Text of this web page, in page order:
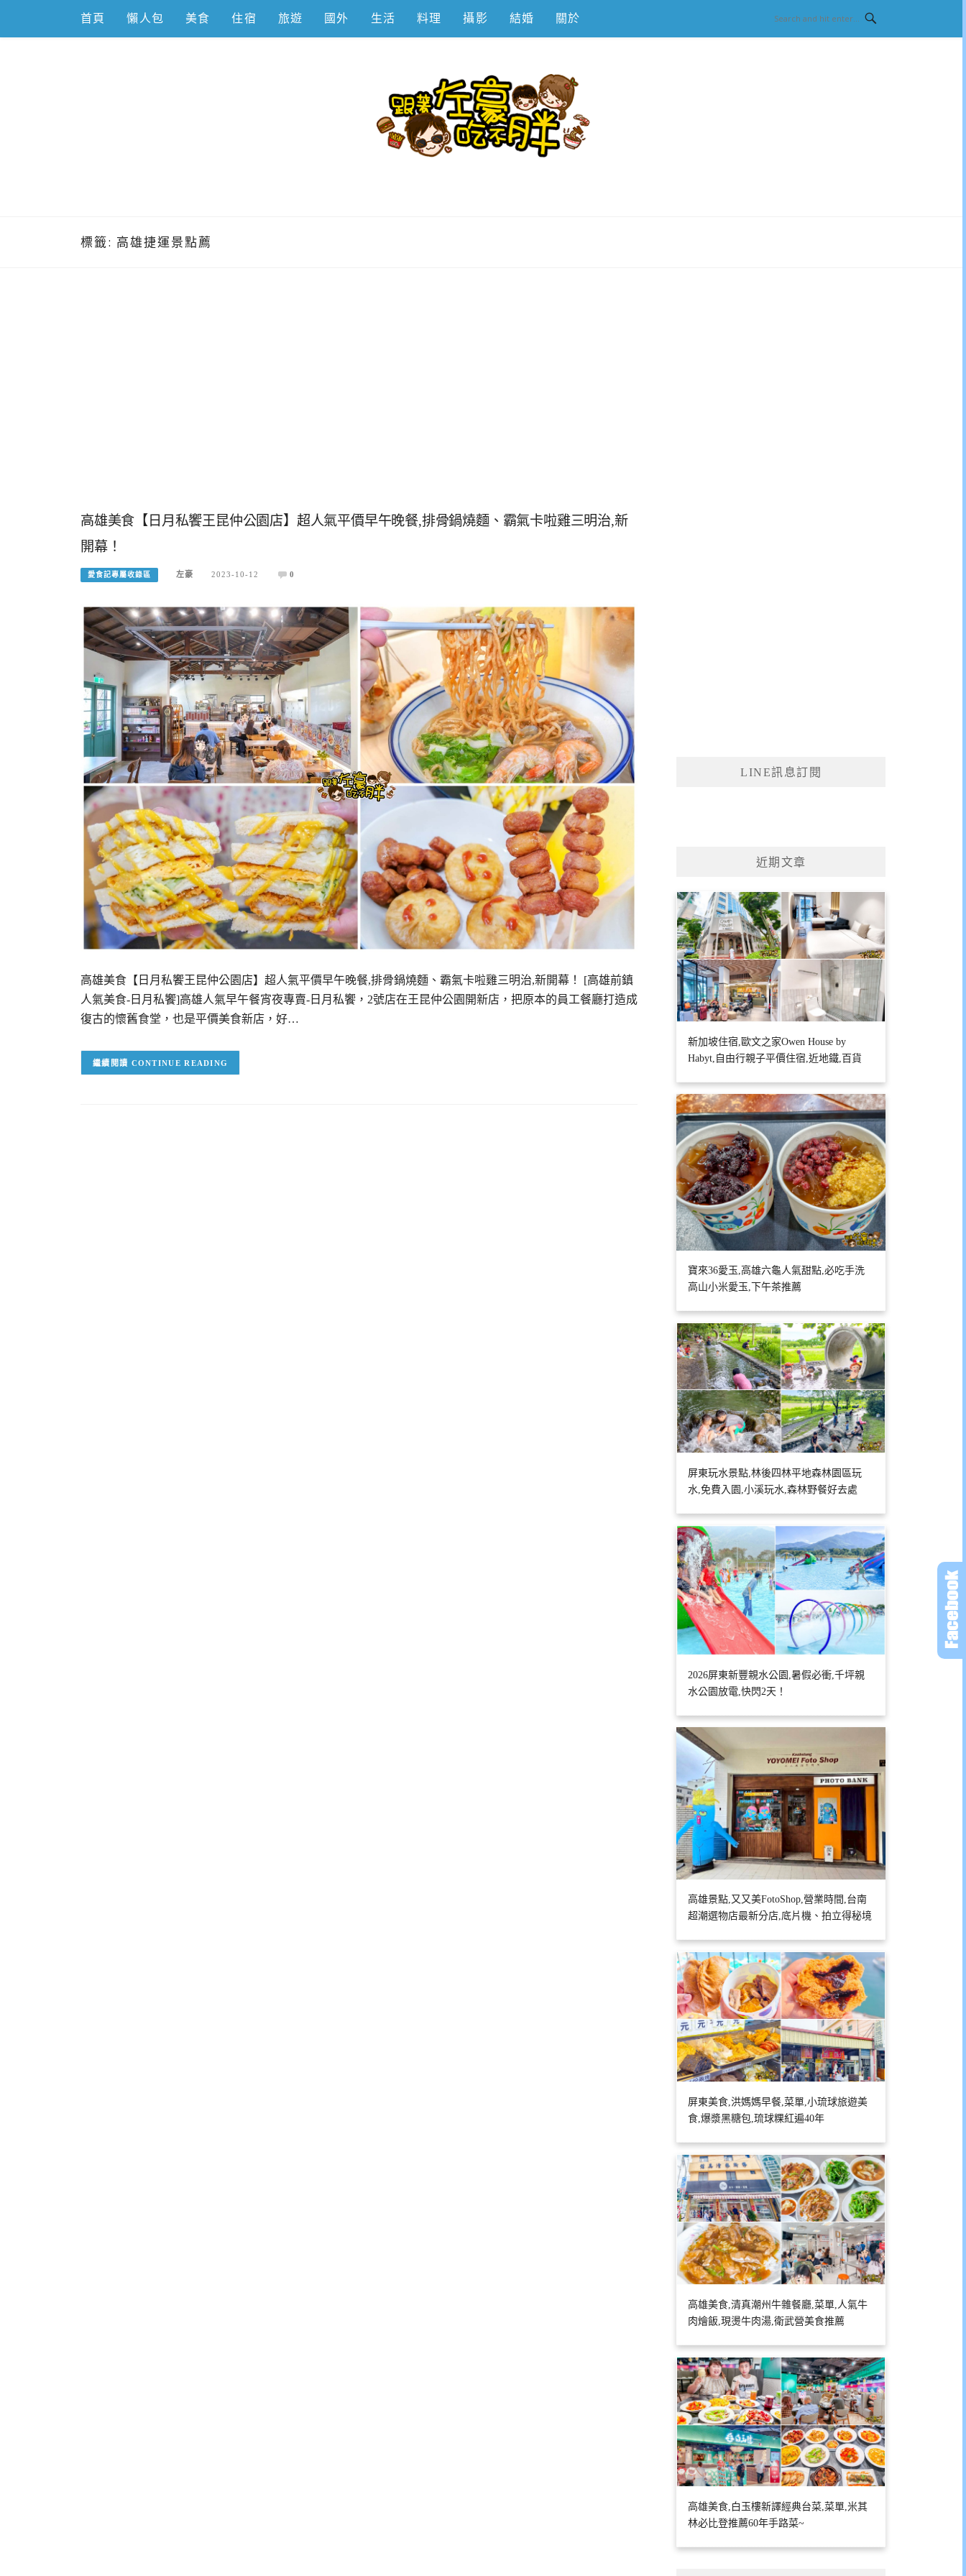
content
首頁 懶人包 美食 住宿 旅遊 國外 生活 料理 攝影 結婚 關於
標籤: 高雄捷運景點薦
高雄美食【日月私饗王昆仲公園店】超人氣平價早午晚餐,排骨鍋燒麵、霸氣卡啦雞三明治,新
開幕！
愛食記專屬收錄區 左豪 2023-10-12 0
高雄美食【日月私饗王昆仲公園店】超人氣平價早午晚餐,排骨鍋燒麵、霸氣卡啦雞三明治,新開幕！ [高雄前鎮
人氣美食-日月私饗]高雄人氣早午餐宵夜專賣-日月私饗，2號店在王昆仲公園開新店，把原本的員工餐廳打造成
復古的懷舊食堂，也是平價美食新店，好…
CONTINUE READING
LINE訊息訂閱
近期文章
新加坡住宿,歐文之家Owen House by
Habyt,自由行親子平價住宿,近地鐵,百貨
寶來36愛玉,高雄六龜人氣甜點,必吃手洗
高山小米愛玉,下午茶推薦
屏東玩水景點,林後四林平地森林園區玩
水,免費入園,小溪玩水,森林野餐好去處
2026屏東新豐親水公園,暑假必衝,千坪親
水公園放電,快閃2天！
高雄景點,又又美FotoShop,營業時間,台南
超潮選物店最新分店,底片機、拍立得秘境
屏東美食,洪媽媽早餐,菜單,小琉球旅遊美
食,爆漿黑糖包,琉球粿紅遍40年
高雄美食,清真潮州牛雜餐廳,菜單,人氣牛
肉燴飯,現燙牛肉湯,衛武營美食推薦
高雄美食,白玉樓新譯經典台菜,菜單,米其
林必比登推薦60年手路菜~